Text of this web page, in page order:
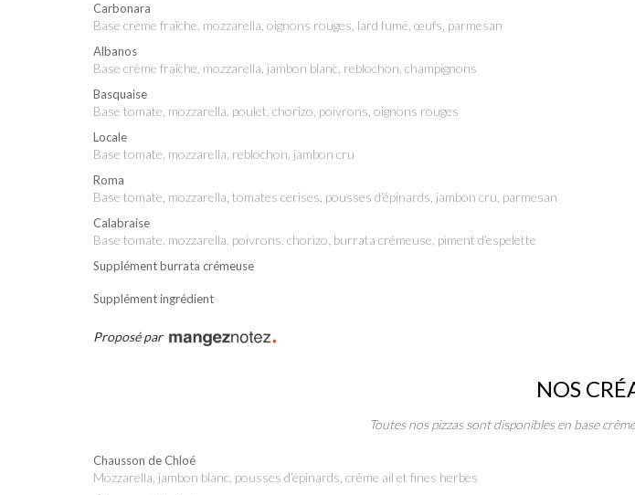
Carbonara
base crème fraîche, mozzarella, oignons rouges, lard fumé, œufs, parmesan
Albanos
base crème fraîche, mozzarella, jambon blanc, reblochon, champignons
Basquaise
base tomate, mozzarella, poulet, chorizo, poivrons, oignons rouges
Locale
base tomate, mozzarella, reblochon, jambon cru
Roma
base tomate, mozzarella, tomates cerises, pousses d’épinards, jambon cru, parmesan
Calabraise
base tomate, mozzarella, poivrons, chorizo, burrata crémeuse, piment d’espelette
Supplément burrata crémeuse
Supplément ingrédient
Proposé par
NOS
Toutes nos pizzas sont disponibles en base
Chausson de Chloé
mozzarella, jambon blanc, pousses d’épinards, crème ail et fines herbes